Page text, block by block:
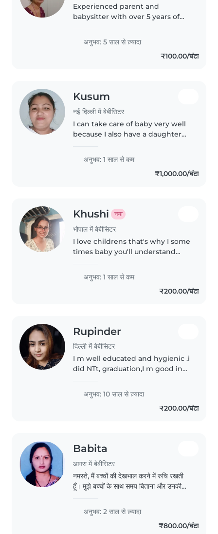
Experienced parent and
babysitter with over 5 years of
responsible, creative, and great
with kids. Comfort
अनुभव: 5 साल से ज़्यादा
₹100.00/घंटा
Kusum
नई दिल्ली में बेबीसिटर
I can take care of baby very well
because I also have a daughter
अनुभव: 1 साल से कम
₹1,000.00/घंटा
Khushi नया
भोपाल में बेबीसिटर
I love childrens that's why I some
times baby you'll understand
अनुभव: 1 साल से कम
₹200.00/घंटा
Rupinder
दिल्ली में बेबीसिटर
I m well educated and hygienic .i
did NTt, graduation,I m good in
reach small kids
अनुभव: 10 साल से ज़्यादा
₹200.00/घंटा
Babita
आगरा में बेबीसिटर
नमस्ते, मैं बच्चों की देखभाल करने में रुचि रखती
हूँ। मुझे बच्चों के साथ समय बिताना और उनकी
प्यार से बच्चों का ध्यान रख सकती हूँ।
अनुभव: 2 साल से ज़्यादा
₹800.00/घंटा